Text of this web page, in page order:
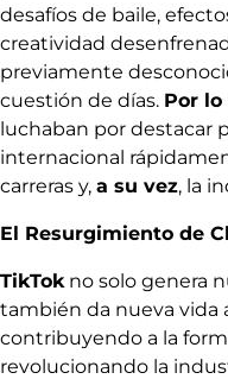
desafíos de baile,
creatividad
previamente
cuestión de días. Por
luchaban por destacar
internacional
carreras y, a su vez, la
El Resurgimiento de
TikTokno solo genera
también da nueva vida
contribuyendo a la
revolucionando la